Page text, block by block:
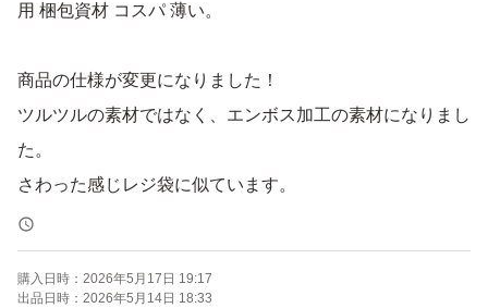
用 梱包資材 コスパ 薄い。
商品の仕様が変更になりました！
ツルツルの素材ではなく、エンボス加工の素材になりまし
た。
さわった感じレジ袋に似ています。
以前より軽くて薄くなり、袋同士がくっつきにくく、一枚
ずつ取り出しやすくなりました。
購入日時： 2026年5月17日 19:17
出品日時： 2026年5月14日 18:33